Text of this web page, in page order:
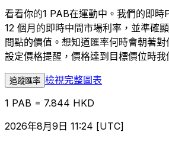
看看你的1 PAB在運動中。我們的即
12 個月的即時中間市場利率，並準確
間點的價值。想知道匯率何時會朝著對
設定價格提醒，價格達到目標價位時我
追蹤匯率 檢視完整圖表
1 PAB = 7.844 HKD
2026年8月9日 11:24 [UTC]